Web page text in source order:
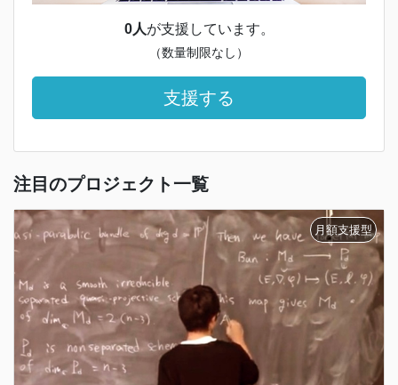
0人が支援しています。
（数量制限なし）
支援する
注目のプロジェクト一覧